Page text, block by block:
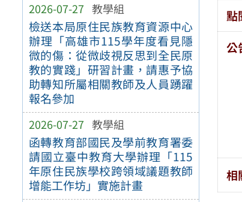
2026-07-27 教學組
檢送本局原住民族教育資源中心
辦理「高雄市115學年度看見隱
微的傷：從微歧視反思到全民原
教的實踐」研習計畫，請惠予協
助轉知所屬相關教師及人員踴躍
報名參加
2026-07-27 教學組
函轉教育部國民及學前教育署委
請國立臺中教育大學辦理「115
年原住民族學校跨領域議題教師
增能工作坊」實施計畫
點
公
相